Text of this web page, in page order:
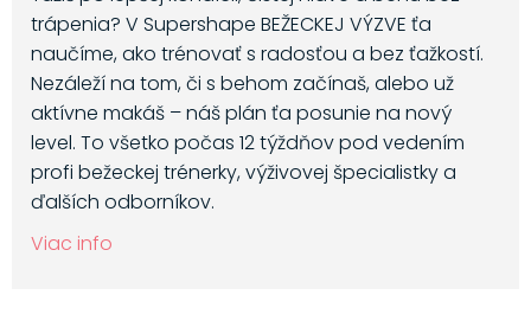
trápenia? V Supershape BEŽECKEJ VÝZVE ťa
naučíme, ako trénovať s radosťou a bez ťažkostí.
Nezáleží na tom, či s behom začínaš, alebo už
aktívne makáš – náš plán ťa posunie na nový
level. To všetko počas 12 týždňov pod vedením
profi bežeckej trénerky, výživovej špecialistky a
ďalších odborníkov.
Viac info